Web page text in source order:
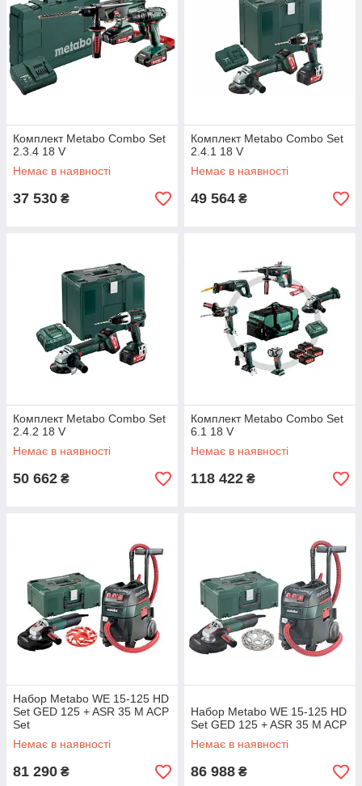
Комплект Metabo Combo Set
2.3.4 18 V
Немає в наявності
37 530 ₴
Комплект Metabo Combo Set
2.4.1 18 V
Немає в наявності
49 564 ₴
Комплект Metabo Combo Set
2.4.2 18 V
Немає в наявності
50 662 ₴
Комплект Metabo Combo Set
6.1 18 V
Немає в наявності
118 422 ₴
Набор Metabo WE 15-125 HD
Set GED 125 + ASR 35 M ACP
Set
Немає в наявності
81 290 ₴
Набор Metabo WE 15-125 HD
Set GED 125 + ASR 35 M ACP
Немає в наявності
86 988 ₴